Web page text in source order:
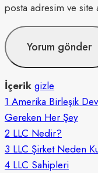
posta adresim ve site
İçerik gizle
1 Amerika Birleşik
Gereken Her Şey
2 LLC Nedir?
3 LLC Şirket Neden
4 LLC Sahipleri